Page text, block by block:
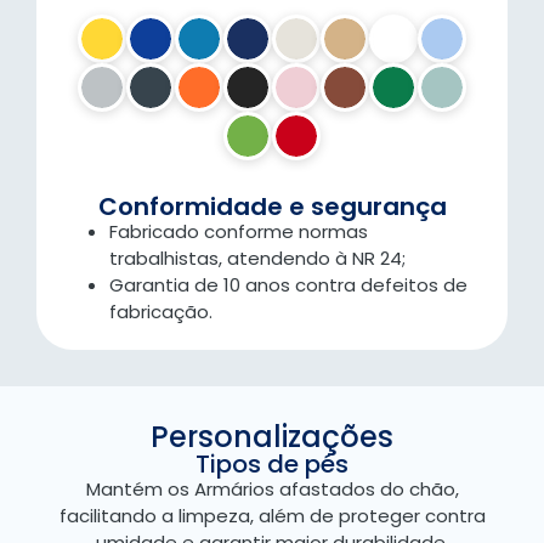
Conformidade e segurança
Fabricado conforme normas
trabalhistas, atendendo à NR 24;
Garantia de 10 anos contra defeitos de
fabricação.
Personalizações
Tipos de pés
Mantém os Armários afastados do chão,
facilitando a limpeza, além de proteger contra